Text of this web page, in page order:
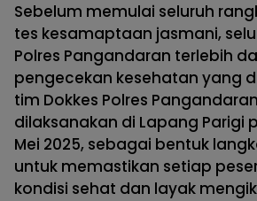
Sebelum memulai seluruh
tes kesamaptaan jasmani,
Polres Pangandaran terlebih
pengecekan kesehatan yang
tim Dokkes Polres
dilaksanakan di Lapang Parigi
Mei 2025, sebagai bentuk
untuk memastikan setiap
kondisi sehat dan layak